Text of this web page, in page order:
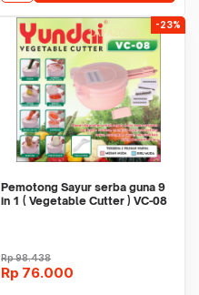
-23%
Pemotong Sayur serba guna 9
in 1 ( Vegetable Cutter ) VC-08
Rp98.438
Rp 76.000